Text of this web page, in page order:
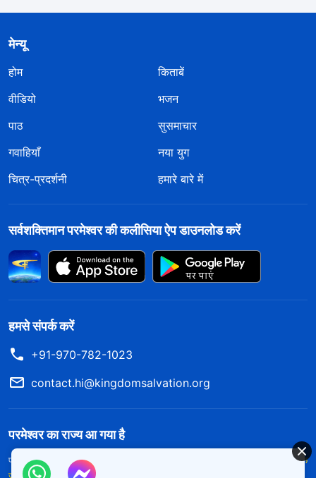
मेन्यू
होम
किताबें
वीडियो
भजन
पाठ
सुसमाचार
गवाहियाँ
नया युग
चित्र-प्रदर्शनी
हमारे बारे में
सर्वशक्तिमान परमेश्वर की कलीसिया ऐप डाउनलोड करें
हमसे संपर्क करें
+91-970-782-1023
contact.hi@kingdomsalvation.org
परमेश्वर का राज्य आ गया है
परमेश्वर का राज्य पृथ्वी पर आ गया है! क्या आप इसमें प्रवेश करना चाहते हैं?
और अधिक
जानें